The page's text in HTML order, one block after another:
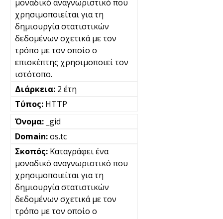
μοναδικό αναγνωριστικό που
χρησιμοποιείται για τη
δημιουργία στατιστικών
δεδομένων σχετικά με τον
τρόπο με τον οποίο ο
επισκέπτης χρησιμοποιεί τον
ιστότοπο.
2 έτη
HTTP
_gid
os.tc
Καταγράφει ένα
μοναδικό αναγνωριστικό που
χρησιμοποιείται για τη
δημιουργία στατιστικών
δεδομένων σχετικά με τον
τρόπο με τον οποίο ο